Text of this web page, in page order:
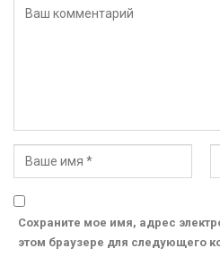
Сохраните мое имя, адрес
этом браузере для следующего